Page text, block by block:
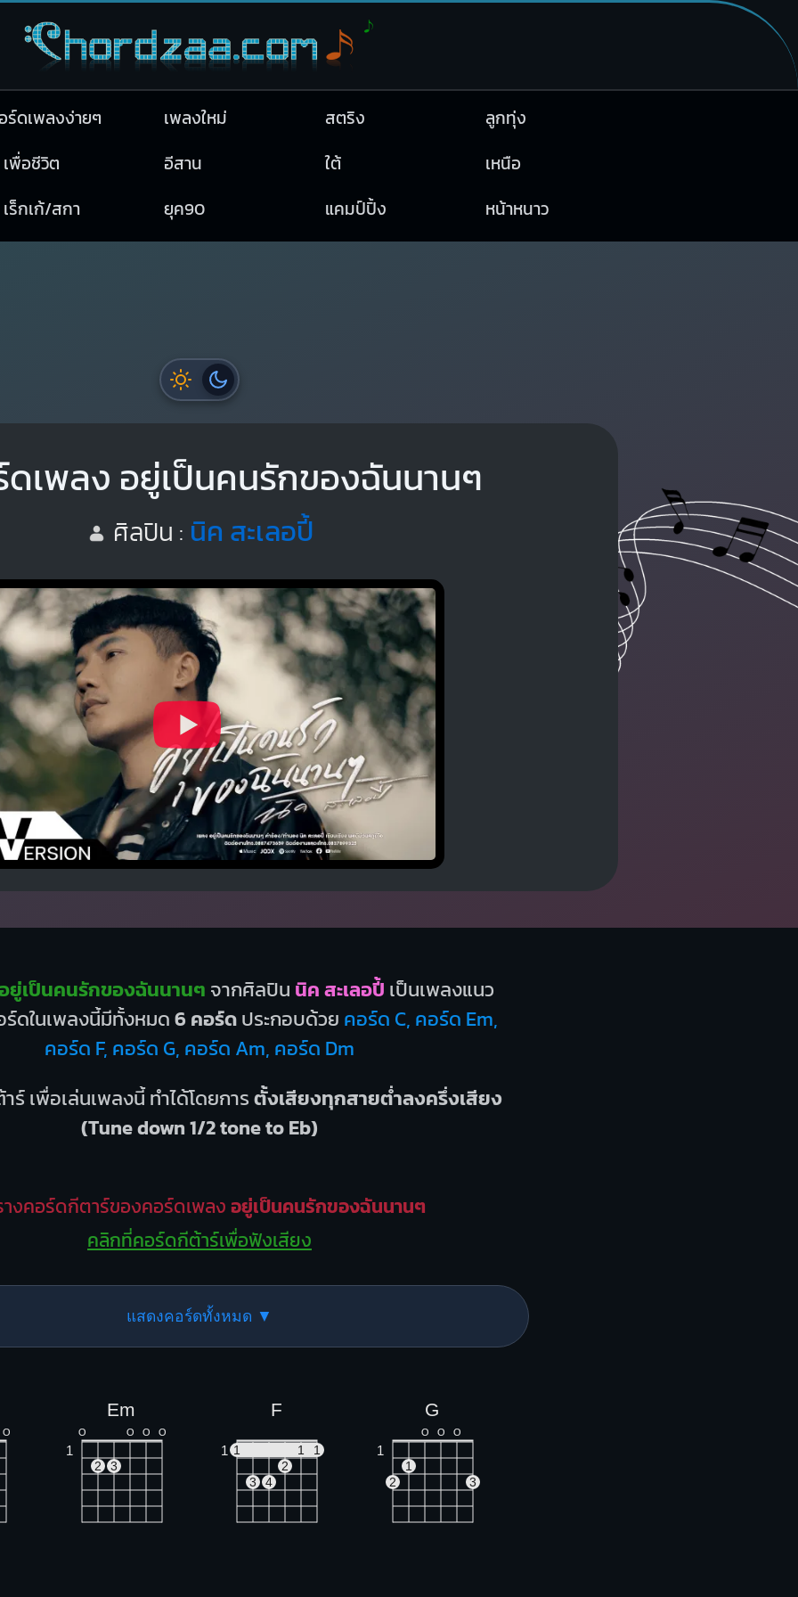
ร์ดเพลงง่ายๆ เพลงใหม่ สตริง
ลูกทุ่ง
เพื่อชีวิต
อีสาน ใต้
เหนือ
เร็กเก้/สกา
ยุค90 แคมป์ปิ้ง หน้าหนาว
เพลง อยู่เป็นคนรักของฉันนานๆ
ศิลปิน : นิค สะเลอปี้
ยู่เป็นคนรักของฉันนานๆ จากศิลปิน นิค สะเลอปี้ เป็นเพลงแนว
ดในเพลงนี้มีทั้งหมด6 คอร์ดประกอบด้วย คอร์ด C, คอร์ด Em,
คอร์ด F, คอร์ด G, คอร์ด Am, คอร์ด Dm
ร์ เพื่อเล่นเพลงนี้ ทำได้โดยการตั้งเสียงทุกสายต่ำลงครึ่งเสียง
(Tune down 1/2 tone to Eb)
งคอร์ดกีตาร์ของคอร์ดเพลงอยู่เป็นคนรักของฉันนานๆ
คลิกที่คอร์ดกีต้าร์เพื่อฟังเสียง
แสดงคอร์ดทั้งหมด ▼
O
Em
O O O O
1
2 3
F
1 1 1
1
2
3
4
G
O O O
1
1
2
3